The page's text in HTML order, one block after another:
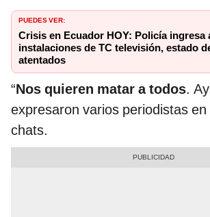
PUEDES VER:
Crisis en Ecuador HOY: Policía ingresa
instalaciones de TC televisión, estado
atentados
“Nos quieren matar a todos.
expresaron varios periodistas
chats.